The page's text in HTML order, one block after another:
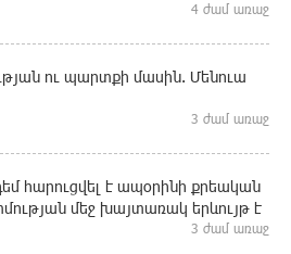
4 ժամ առաջ
ու պարտքի մասին. Մենուա
3 ժամ առաջ
հարուցվել է ապօրինի քրեական
մեջ խայտառակ երևույթ է
3 ժամ առաջ